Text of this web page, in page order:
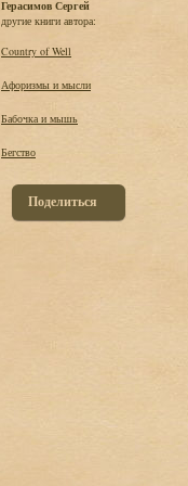
Герасимов Сергей
другие книги автора:
Country of Well
Афоризмы и мысли
Бабочка и мышь
Бегство
Поделиться